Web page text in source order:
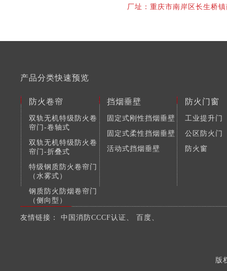
厂址：重庆市南岸区长生桥
产品分类快速预览
防火卷帘
双轨无机特级防火卷
帘门-卷轴式
双轨无机特级防火卷
帘门-折叠式
特级钢质防火卷帘门
（水雾式）
钢质防火防烟卷帘门
（侧向型）
钢质复合防火防烟卷
挡烟垂壁
固定式刚性挡烟垂壁
固定式柔性挡烟垂壁
活动式挡烟垂壁
防火门窗
工业提升门
公区防火门
防火窗
友情链接： 中国消防CCCF认证 、 百度、
版